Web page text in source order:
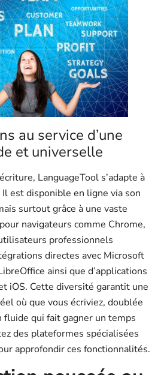
au service d’une
et universelle
LanguageTool s’adapte à
est disponible en ligne via son
surtout grâce à une vaste
navigateurs comme Chrome,
professionnels
directes avec Microsoft
ainsi que d’applications
iOS. Cette diversité garantit une
où que vous écriviez, doublée
fluide qui fait gagner un temps
des plateformes spécialisées
approfondir ces fonctionnalités.